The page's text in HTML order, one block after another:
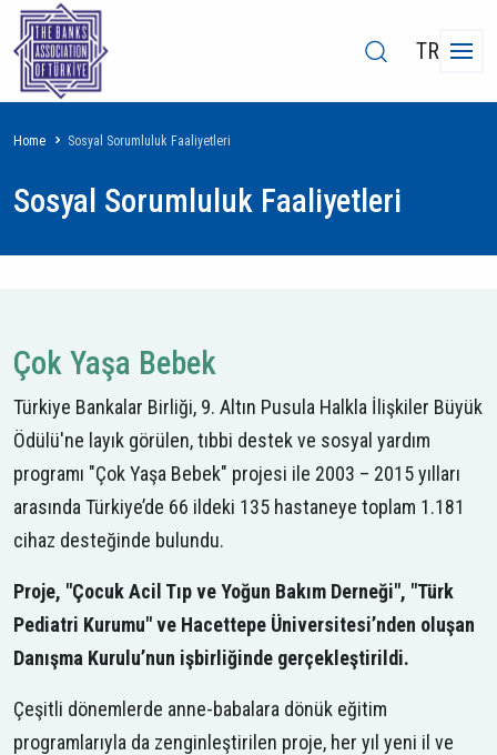
TR
Breadcrumb
Home Sosyal Sorumluluk Faaliyetleri
Sosyal Sorumluluk Faaliyetleri
Çok Yaşa Bebek
Türkiye Bankalar Birliği, 9. Altın Pusula Halkla İlişkiler Büyük
Ödülü'ne layık görülen, tıbbi destek ve sosyal yardım
programı "Çok Yaşa Bebek" projesi ile 2003 – 2015 yılları
arasında Türkiye’de 66 ildeki 135 hastaneye toplam 1.181
cihaz desteğinde bulundu.
Proje, "Çocuk Acil Tıp ve Yoğun Bakım Derneği", "Türk
Pediatri Kurumu" ve Hacettepe Üniversitesi’nden oluşan
Danışma Kurulu’nun işbirliğinde gerçekleştirildi.
Çeşitli dönemlerde anne-babalara dönük eğitim
programlarıyla da zenginleştirilen proje, her yıl yeni il ve